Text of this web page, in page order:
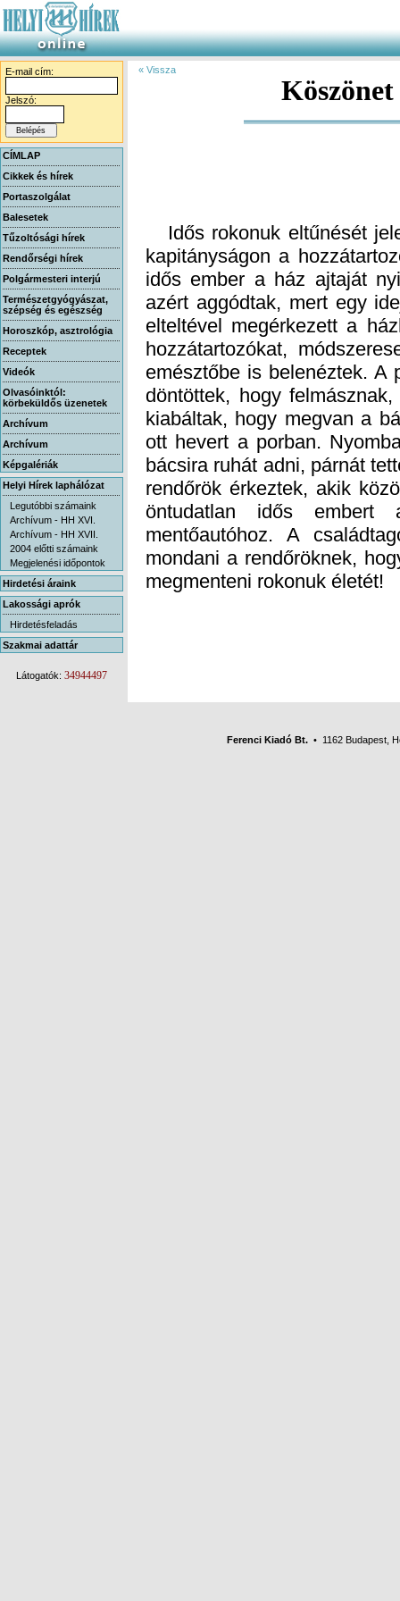
E-mail cím:
Jelszó:
CÍMLAP
Cikkek és hírek
Portaszolgálat
Balesetek
Tűzoltósági hírek
Rendőrségi hírek
Polgármesteri interjú
Természetgyógyászat,
szépség és egészség
Horoszkóp, asztrológia
Receptek
Videók
Olvasóinktól:
körbeküldős üzenetek
Archívum
Archívum
Képgalériák
Helyi Hírek laphálózat
Legutóbbi számaink
Archívum - HH XVI.
Archívum - HH XVII.
2004 előtti számaink
Megjelenési időpontok
Hirdetési áraink
Lakossági aprók
Hirdetésfeladás
Szakmai adattár
Látogatók: 34944497
« Vissza
Idős rokonuk eltűnését
kapitányságon a
idős ember a ház ajtaját
azért aggódtak, mert egy
elteltével megérkezett a
hozzátartozókat,
emésztőbe is belenéztek.
döntöttek, hogy
kiabáltak, hogy megvan a
ott hevert a porban.
bácsira ruhát adni, párnát
rendőrök érkeztek, akik
öntudatlan idős
mentőautóhoz. A
mondani a rendőröknek,
megmenteni rokonuk életét!
Ferenci Kiadó Bt. • 1162 Budapest,